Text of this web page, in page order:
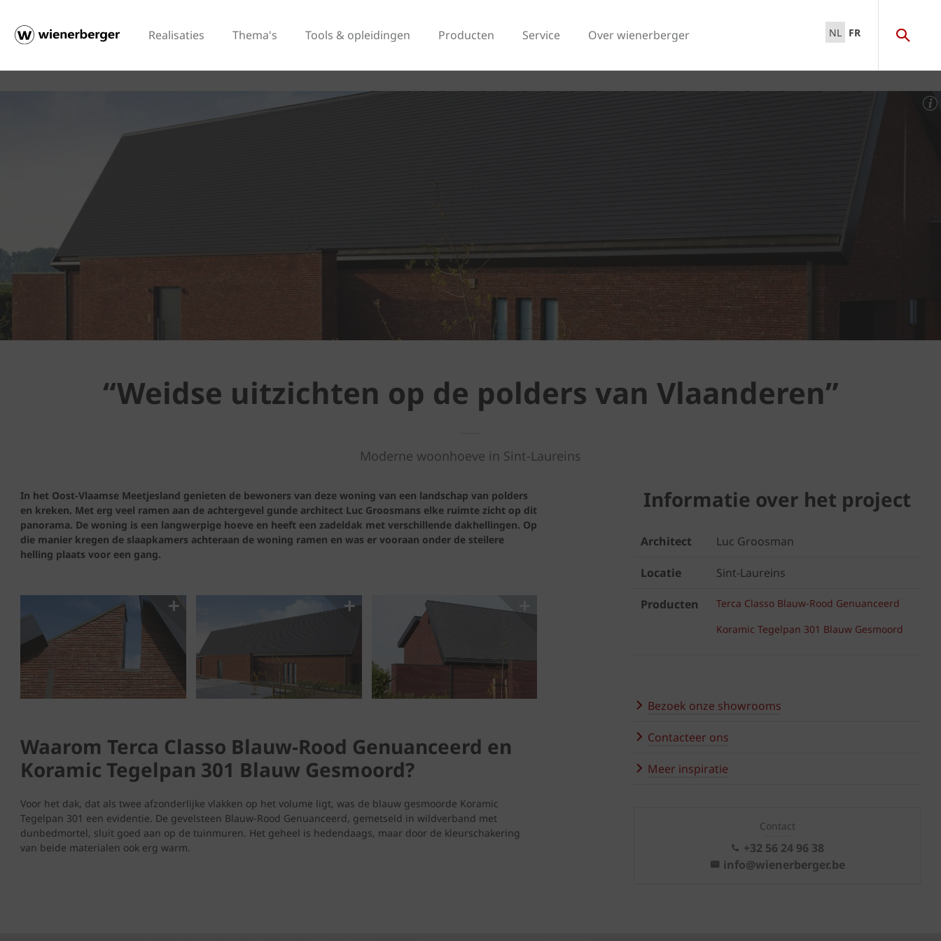
Realisaties Thema's Tools & opleidingen Producten Service Over wienerberger NL FR
“Weidse uitzichten op de polders van Vlaanderen”
Moderne woonhoeve in Sint-Laureins
In het Oost-Vlaamse Meetjesland genieten de bewoners van deze woning van een landschap van polders
en kreken. Met erg veel ramen aan de achtergevel gunde architect Luc Groosmans elke ruimte zicht op dit
panorama. De woning is een langwerpige hoeve en heeft een zadeldak met verschillende dakhellingen. Op
die manier kregen de slaapkamers achteraan de woning ramen en was er vooraan onder de steilere
helling plaats voor een gang.
Waarom Terca Classo Blauw-Rood Genuanceerd en
Koramic Tegelpan 301 Blauw Gesmoord?
Voor het dak, dat als twee afzonderlijke vlakken op het volume ligt, was de blauw gesmoorde Koramic
Tegelpan 301 een evidentie. De gevelsteen Blauw-Rood Genuanceerd, gemetseld in wildverband met
dunbedmortel, sluit goed aan op de tuinmuren. Het geheel is hedendaags, maar door de kleurschakering
van beide materialen ook erg warm.
Informatie over het project
Architect Luc Groosman
Locatie Sint-Laureins
Producten
Terca Classo Blauw-Rood Genuanceerd
Koramic Tegelpan 301 Blauw Gesmoord
Bezoek onze showrooms
Contacteer ons
Meer inspiratie
Contact
+32 56 24 96 38
info@wienerberger.be